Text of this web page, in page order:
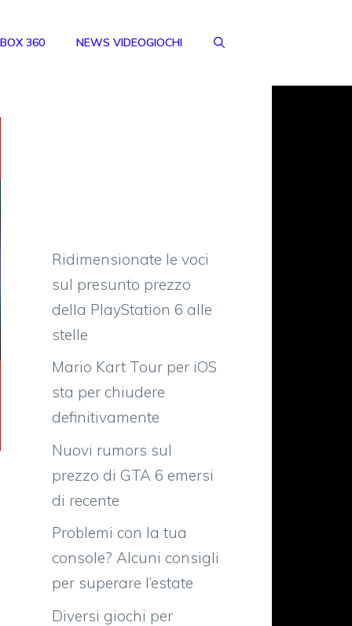
360 NEWS VIDEOGIOCHI
Ridimensionate le voci
sul presunto prezzo
della PlayStation 6 alle
stelle
Mario Kart Tour per iOS
sta per chiudere
definitivamente
Nuovi rumors sul
prezzo di GTA 6 emersi
di recente
Problemi con la tua
console? Alcuni consigli
per superare l’estate
Diversi giochi per